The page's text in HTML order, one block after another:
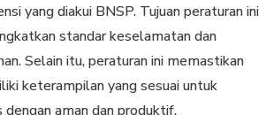
yang diakui BNSP. Tujuan peraturan ini
standar keselamatan dan
Selain itu, peraturan ini memastikan
keterampilan yang sesuai untuk
dengan aman dan produktif.